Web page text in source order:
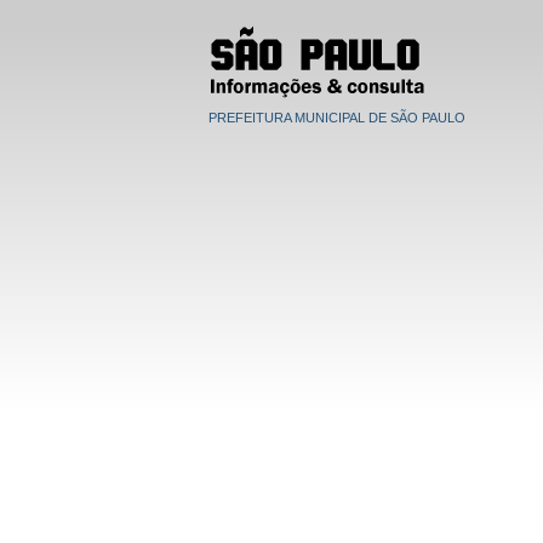
PREFEITURA MUNICIPAL DE SÃO PAULO